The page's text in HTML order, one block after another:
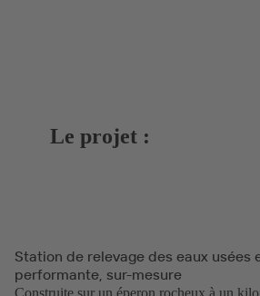
Le projet :
Station de relevage des eaux usées
performante, sur-mesure